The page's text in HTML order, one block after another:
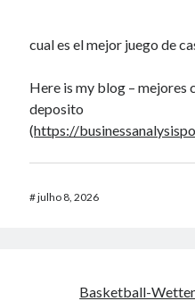
cual es el mejor juego de
Here is my blog – mejores
deposito
(https://
#julho 8, 2026
Basketball-